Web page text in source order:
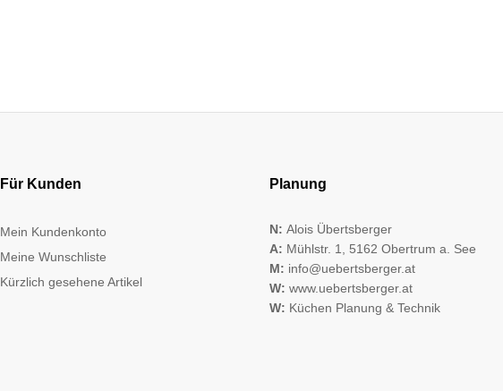
Für Kunden
Mein Kundenkonto
Meine Wunschliste
Kürzlich gesehene Artikel
Planung
N: Alois Übertsberger
A: Mühlstr. 1, 5162 Obertrum a. See
M: info@uebertsberger.at
W: www.uebertsberger.at
W: Küchen Planung & Technik